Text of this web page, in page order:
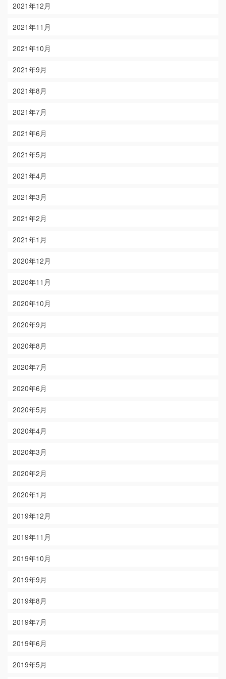
2021年12月
2021年11月
2021年10月
2021年9月
2021年8月
2021年7月
2021年6月
2021年5月
2021年4月
2021年3月
2021年2月
2021年1月
2020年12月
2020年11月
2020年10月
2020年9月
2020年8月
2020年7月
2020年6月
2020年5月
2020年4月
2020年3月
2020年2月
2020年1月
2019年12月
2019年11月
2019年10月
2019年9月
2019年8月
2019年7月
2019年6月
2019年5月